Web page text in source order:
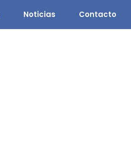
Noticias Contacto